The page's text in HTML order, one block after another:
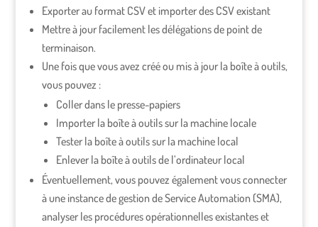
Exporter au format CSV et importer des CSV existant
Mettre à jour facilement les délégations de point de
terminaison.
Une fois que vous avez créé ou mis à jour la boîte à outils,
vous pouvez :
Coller dans le presse-papiers
Importer la boîte à outils sur la machine locale
Tester la boîte à outils sur la machine local
Enlever la boîte à outils de l’ordinateur local
Éventuellement, vous pouvez également vous connecter
à une instance de gestion de Service Automation (SMA),
analyser les procédures opérationnelles existantes et